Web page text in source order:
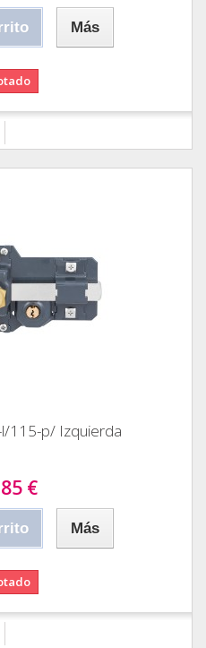
Más
115-p/ Izquierda
€
Más